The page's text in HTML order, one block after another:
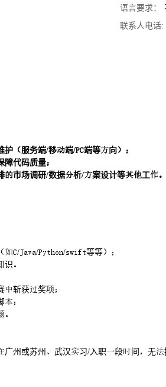
语言要求：
联系人电话:
服务端/移端/端等向
障代码质量
市场调研/数据析/案设计等工
//等等
识
斩获奖项


州或苏州武汉习/入职段间无接